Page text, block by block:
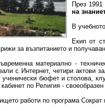
През 1991
на
В
Екип от
за възпитанието и
материално -
с Интернет, четири актови
ученически бюфет и столова,
по Религия -
работи по програма Сократ